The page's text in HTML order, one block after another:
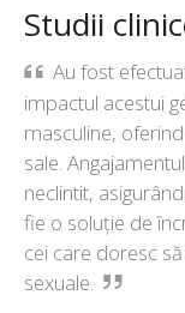
Studii
Au fost
impactul acestui
masculine,
sale.
neclintit,
fie o soluție de
cei care doresc
sexuale.